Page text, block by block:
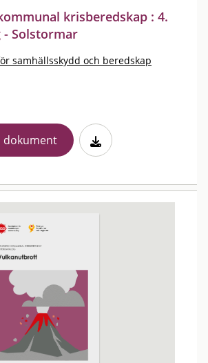
krisberedskap : 4.
- Solstormar
samhällsskydd och beredskap
dokument